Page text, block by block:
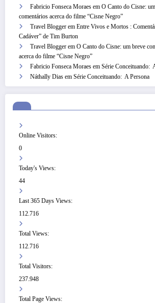
Fabricio Fonseca Moraes em O Canto do Cisne:
comentários acerca do filme “Cisne Negro”
Travel Blogger em Entre Vivos e Mortos :
Cadáver” de Tim Burton
Travel Blogger em O Canto do Cisne: um breve
acerca do filme “Cisne Negro”
Fabricio Fonseca Moraes em Série Conceituando:
Náthally Dias em Série Conceituando: A Persona
Online Visitors:
0
Today's Views:
44
Last 365 Days Views:
112.716
Total Views:
112.716
Total Visitors:
237.948
Total Page Views: